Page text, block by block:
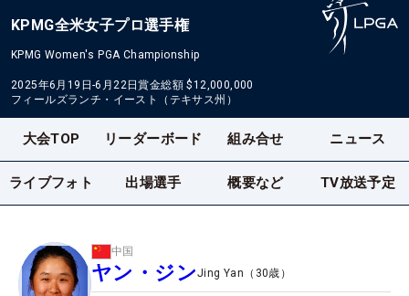
KPMG全米女子プロ選手権
KPMG Women's PGA Championship
2025年6月19日-6月22日賞金総額 $12,000,000
フィールズランチ・イースト（テキサス州）
大会TOP リーダーボード 組み合せ ニュース
ライブフォト 出場選手 概要など TV放送予定
中国
ヤン・ジンJing Yan （ 30歳）